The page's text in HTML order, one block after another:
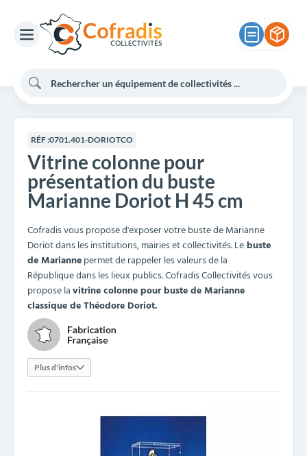
RÉF :0701.401-DORIOTCO
Vitrine colonne pour
présentation du buste
Marianne Doriot H 45 cm
Cofradis vous propose d'exposer votre buste de Marianne
Doriot dans les institutions, mairies et collectivités. Lebuste
de Mariannepermet de rappeler les valeurs de la
République dans les lieux publics. Cofradis Collectivités vous
propose lavitrine colonne pour buste de Marianne
classique de Théodore Doriot.
Plus d'infos